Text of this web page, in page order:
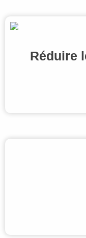
Réduire